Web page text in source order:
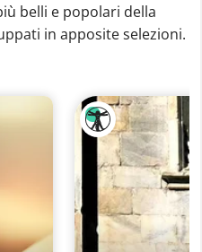
belli e popolari della
in apposite selezioni.